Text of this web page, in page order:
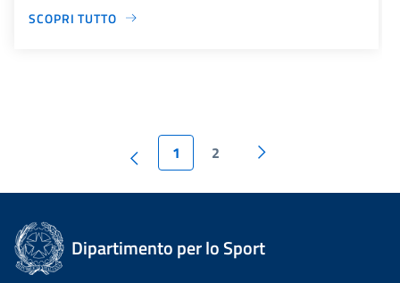
SCOPRI TUTTO
1 2
Dipartimento per lo Sport